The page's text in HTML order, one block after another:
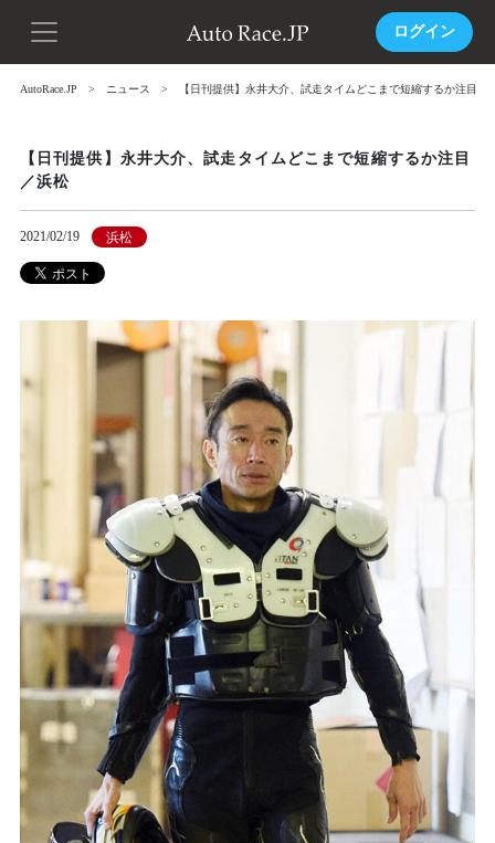
ログイン
AutoRace.JP ニュース 【日刊提供】永井大介、試走タイムどこまで短縮するか注目／
【日刊提供】永井大介、試走タイムどこまで短縮するか注目
／浜松
2021/02/19 浜松